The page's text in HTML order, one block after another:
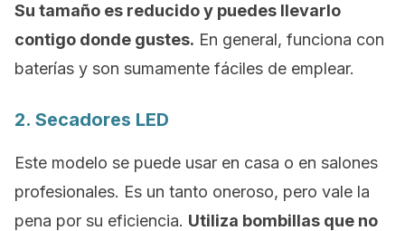
Su tamaño es reducido y puedes llevarlo
contigo donde gustes. En general, funciona con
baterías y son sumamente fáciles de emplear.
2. Secadores LED
Este modelo se puede usar en casa o en salones
profesionales. Es un tanto oneroso, pero vale la
pena por su eficiencia. Utiliza bombillas que no